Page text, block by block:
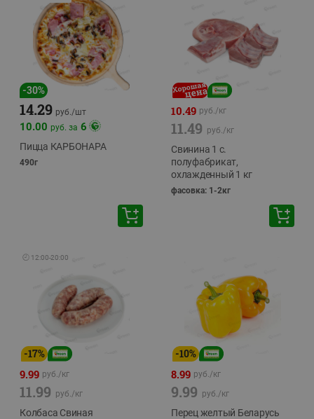
-30%
14.29 руб./шт
10.00 руб. за 6
Пицца КАРБОНАРА
490г
10.49 руб./кг
11.49 руб./кг
Свинина 1 с.
полуфабрикат,
охлажденный 1 кг
фасовка: 1-2кг
🕘 12:00-20:00
-17%
9.99 руб./кг
11.99 руб./кг
Колбаса Свиная
-10%
8.99 руб./кг
9.99 руб./кг
Перец желтый Беларусь